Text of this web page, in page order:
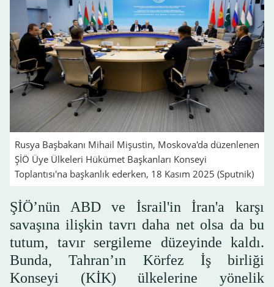
Rusya Başbakanı Mihail Mişustin, Moskova'da düzenlenen
ŞİÖ Üye Ülkeleri Hükümet Başkanları Konseyi
Toplantısı'na başkanlık ederken, 18 Kasım 2025 (Sputnik)
ŞİÖ’nün ABD ve İsrail'in İran'a karşı
savaşına ilişkin tavrı daha net olsa da bu
tutum, tavır sergileme düzeyinde kaldı.
Bunda, Tahran’ın Körfez İş birliği
Konseyi (KİK) ülkelerine yönelik